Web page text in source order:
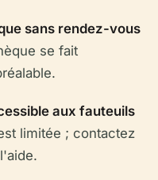
sans rendez-vous
se fait
aux fauteuils
limitée ; contactez